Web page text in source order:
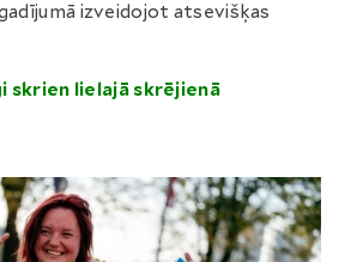
izveidojot atsevišķas
skrien lielajā skrējienā